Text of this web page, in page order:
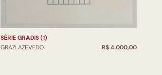
SÉRIE GRADIS (1)
GRAZI AZEVEDO
R$ 4.000,00